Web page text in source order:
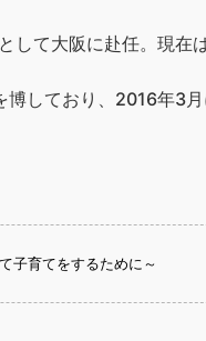
して大阪に赴任。現在
博しており、2016年3
子育てをするために～